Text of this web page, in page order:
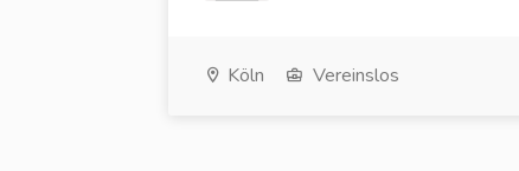
Köln Vereinslos